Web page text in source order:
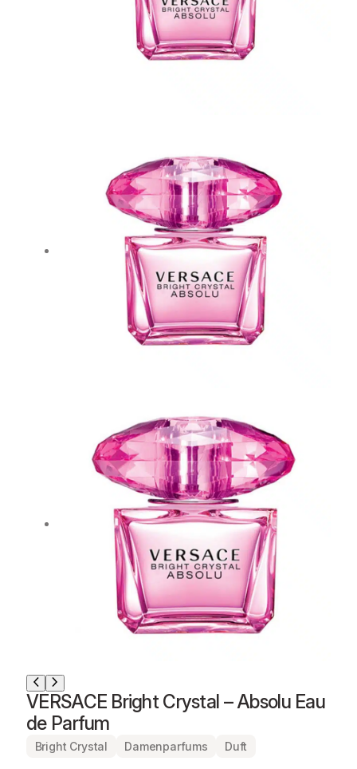
VERSACE Bright Crystal – Absolu Eau
de Parfum
Bright Crystal Damenparfums Duft